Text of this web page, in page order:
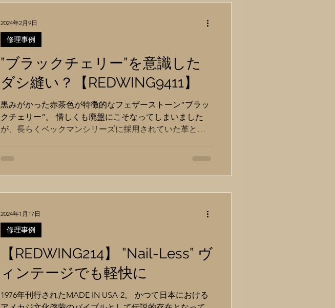
”ブラックチェリー”を意識した
ダシ縫い？【REDWING9411】
黒みがかった赤茶色が特徴的なフェザーストーン”ブラッ
クチェリー”。 惜しくも廃盤にこそなってしまいました
が、長らくベックマンシリーズに採用されていた革とし
修理事例
2024年2月9日
【REDWING214】 ”Nail-Less” ヴ
ィンテージでも軽快に
1976年刊行されたMADE IN USA-2。 かつて日本における
修理事例
2024年1月17日